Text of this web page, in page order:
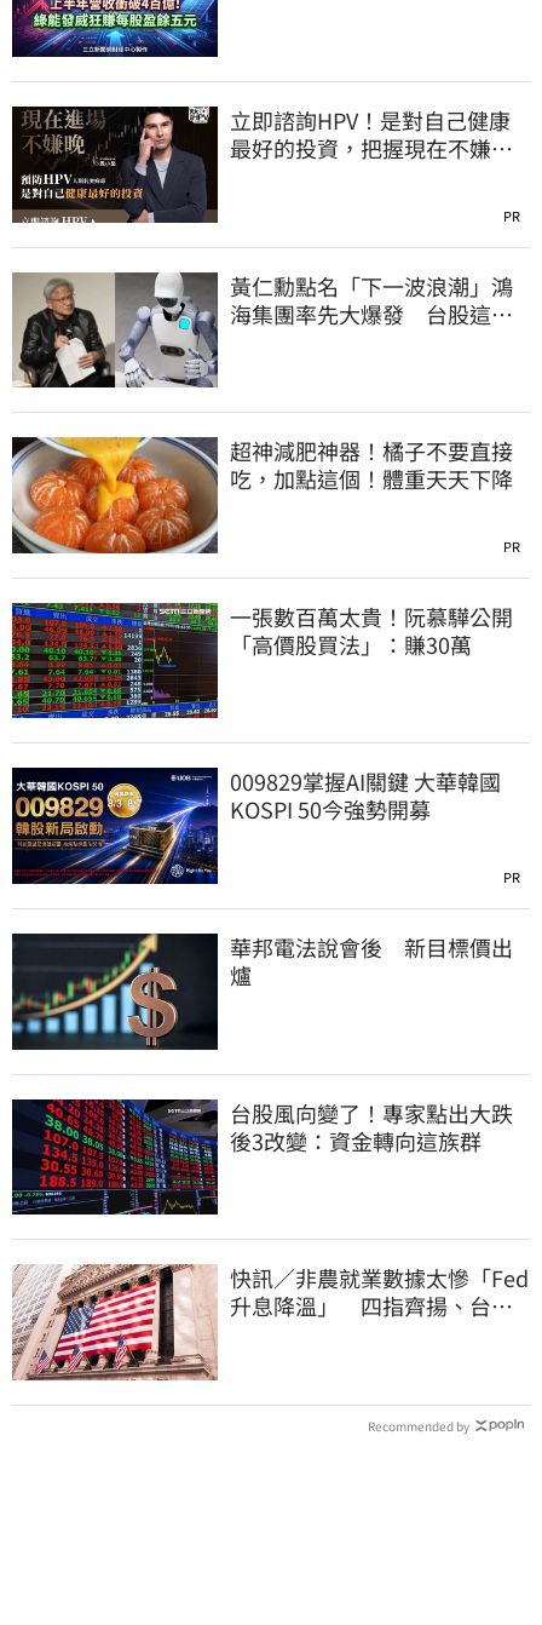
立即諮詢HPV！是對自己健康
最好的投資，把握現在不嫌
PR
黃仁勳點名「下一波浪潮」鴻
海集團率先大爆發 台股這族
超神減肥神器！橘子不要直接
吃，加點這個！體重天天下降
PR
一張數百萬太貴！阮慕驊公開
「高價股買法」：賺30萬
009829掌握AI關鍵 大華韓國
KOSPI 50今強勢開募
PR
華邦電法說會後 新目標價出
爐
台股風向變了！專家點出大跌
後3改變：資金轉向這族群
快訊／非農就業數據太慘「Fed
升息降溫」 四指齊揚、台指
Recommended by